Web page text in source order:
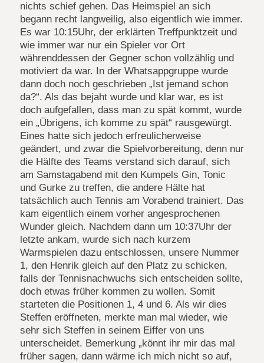
nichts schief gehen. Das Heimspiel an sich
begann recht langweilig, also eigentlich wie immer.
Es war 10:15Uhr, der erklärten Treffpunktzeit und
wie immer war nur ein Spieler vor Ort
währenddessen der Gegner schon vollzählig und
motiviert da war. In der Whatsappgruppe wurde
dann doch noch geschrieben „Ist jemand schon
da?“. Als das bejaht wurde und klar war, es ist
doch aufgefallen, dass man zu spät kommt, wurde
ein „Übrigens, ich komme zu spät“ rausgewürgt.
Eines hatte sich jedoch erfreulicherweise
geändert, und zwar die Spielvorbereitung, denn nur
die Hälfte des Teams verstand sich darauf, sich
am Samstagabend mit den Kumpels Gin, Tonic
und Gurke zu treffen, die andere Hälte hat
tatsächlich auch Tennis am Vorabend trainiert. Das
kam eigentlich einem vorher angesprochenen
Wunder gleich. Nachdem dann um 10:37Uhr der
letzte ankam, wurde sich nach kurzem
Warmspielen dazu entschlossen, unsere Nummer
1, den Henrik gleich auf den Platz zu schicken,
falls der Tennisnachwuchs sich entscheiden sollte,
doch etwas früher kommen zu wollen. Somit
starteten die Positionen 1, 4 und 6. Als wir dies
Steffen eröffneten, merkte man mal wieder, wie
sehr sich Steffen in seinem Eiffer von uns
unterscheidet. Bemerkung „könnt ihr mir das mal
früher sagen, dann wärme ich mich nicht so auf,